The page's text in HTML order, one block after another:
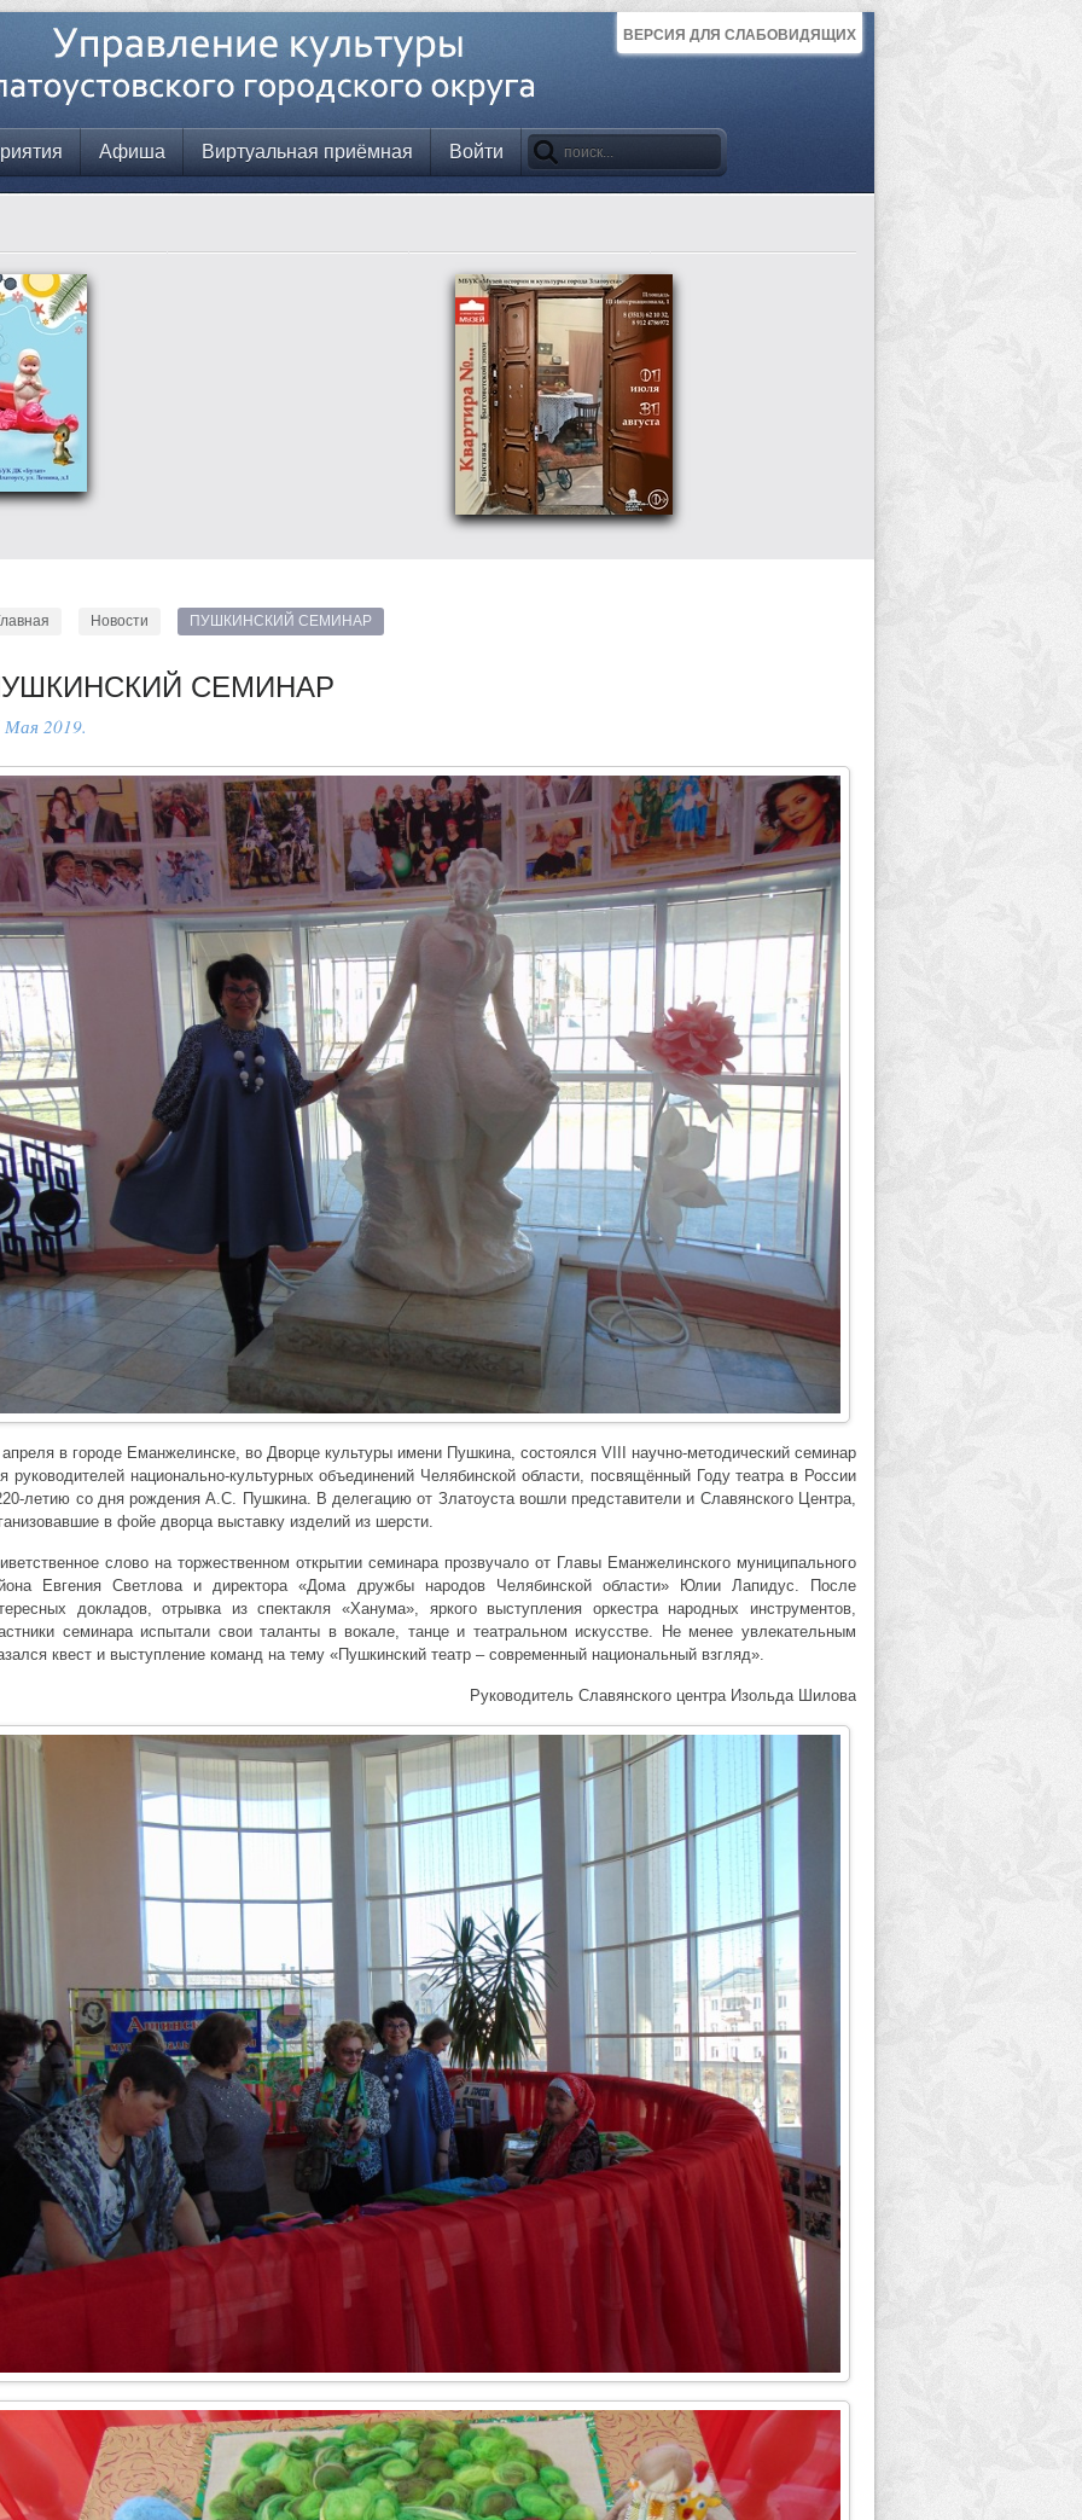
ВЕРСИЯ ДЛЯ СЛАБОВИДЯЩИХ
Афиша Виртуальная приёмная Войти
Новости ПУШКИНСКИЙ СЕМИНАР
СЕМИНАР
Мая 2019.
апреля в городе Еманжелинске, во Дворце культуры имени Пушкина, состоялся VIII научно-методический семинар
руководителей национально-культурных объединений Челябинской области, посвящённый Году театра в России
летию со дня рождения А.С. Пушкина. В делегацию от Златоуста вошли представители и Славянского Центра,
в фойе дворца выставку изделий из шерсти.
слово на торжественном открытии семинара прозвучало от Главы Еманжелинского муниципального
Евгения Светлова и директора «Дома дружбы народов Челябинской области» Юлии Лапидус. После
докладов, отрывка из спектакля «Ханума», яркого выступления оркестра народных инструментов,
семинара испытали свои таланты в вокале, танце и театральном искусстве. Не менее увлекательным
квест и выступление команд на тему «Пушкинский театр – современный национальный взгляд».
Руководитель Славянского центра Изольда Шилова